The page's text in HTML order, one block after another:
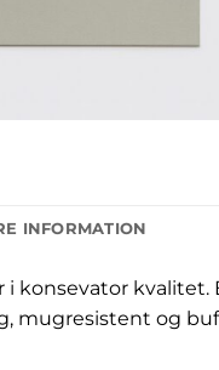
INFORMATION
i konsevator
mugresistent og